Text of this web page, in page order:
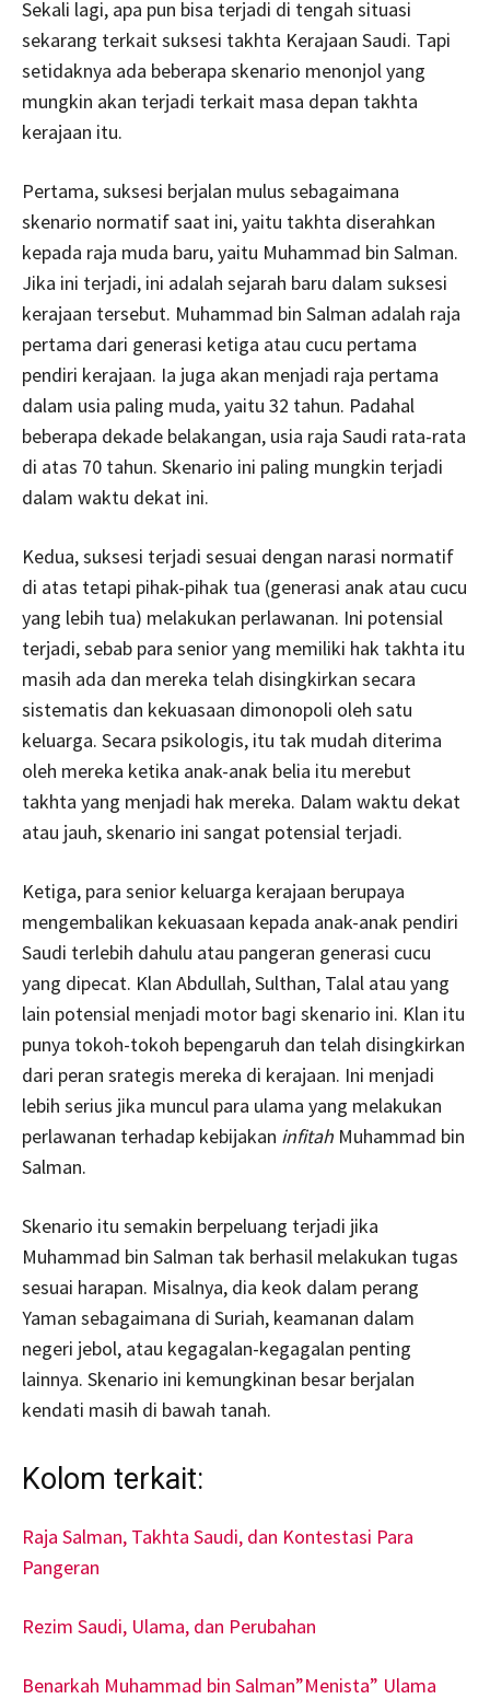
Sekali lagi, apa pun bisa terjadi di tengah situasi
sekarang terkait suksesi takhta Kerajaan Saudi. Tapi
setidaknya ada beberapa skenario menonjol yang
mungkin akan terjadi terkait masa depan takhta
kerajaan itu.
Pertama, suksesi berjalan mulus sebagaimana
skenario normatif saat ini, yaitu takhta diserahkan
kepada raja muda baru, yaitu Muhammad bin Salman.
Jika ini terjadi, ini adalah sejarah baru dalam suksesi
kerajaan tersebut. Muhammad bin Salman adalah raja
pertama dari generasi ketiga atau cucu pertama
pendiri kerajaan. Ia juga akan menjadi raja pertama
dalam usia paling muda, yaitu 32 tahun. Padahal
beberapa dekade belakangan, usia raja Saudi rata-rata
di atas 70 tahun. Skenario ini paling mungkin terjadi
dalam waktu dekat ini.
Kedua, suksesi terjadi sesuai dengan narasi normatif
di atas tetapi pihak-pihak tua (generasi anak atau cucu
yang lebih tua) melakukan perlawanan. Ini potensial
terjadi, sebab para senior yang memiliki hak takhta itu
masih ada dan mereka telah disingkirkan secara
sistematis dan kekuasaan dimonopoli oleh satu
keluarga. Secara psikologis, itu tak mudah diterima
oleh mereka ketika anak-anak belia itu merebut
takhta yang menjadi hak mereka. Dalam waktu dekat
atau jauh, skenario ini sangat potensial terjadi.
Ketiga, para senior keluarga kerajaan berupaya
mengembalikan kekuasaan kepada anak-anak pendiri
Saudi terlebih dahulu atau pangeran generasi cucu
yang dipecat. Klan Abdullah, Sulthan, Talal atau yang
lain potensial menjadi motor bagi skenario ini. Klan itu
punya tokoh-tokoh bepengaruh dan telah disingkirkan
dari peran srategis mereka di kerajaan. Ini menjadi
lebih serius jika muncul para ulama yang melakukan
perlawanan terhadap kebijakan infitah Muhammad bin
Salman.
Skenario itu semakin berpeluang terjadi jika
Muhammad bin Salman tak berhasil melakukan tugas
sesuai harapan. Misalnya, dia keok dalam perang
Yaman sebagaimana di Suriah, keamanan dalam
negeri jebol, atau kegagalan-kegagalan penting
lainnya. Skenario ini kemungkinan besar berjalan
kendati masih di bawah tanah.
Kolom terkait:
Raja Salman, Takhta Saudi, dan Kontestasi Para
Pangeran
Rezim Saudi, Ulama, dan Perubahan
Benarkah Muhammad bin Salman”Menista” Ulama